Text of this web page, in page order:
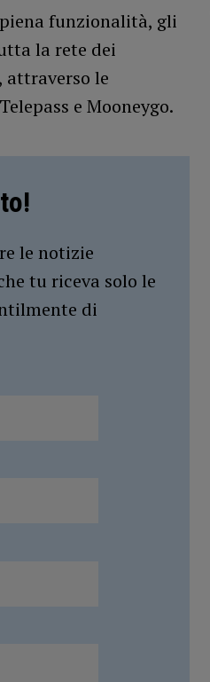
funzionalità, gli
la rete dei
le
e Mooneygo.
le notizie
tu riceva solo le
di